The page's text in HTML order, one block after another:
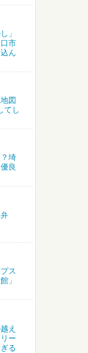
」
市
ん
図
てし
埼
良
ス
」
え
ー
る